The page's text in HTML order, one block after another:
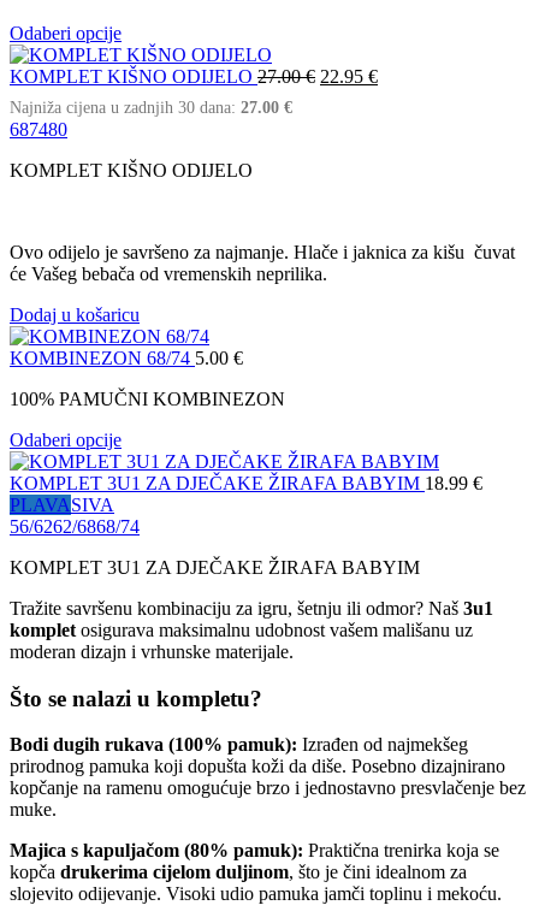
Odaberi opcije
KOMPLET KIŠNO ODIJELO 27.00€ 22.95 €
Najniža cijena u zadnjih 30 dana: 27.00 €
687480
KOMPLET KIŠNO ODIJELO
Ovo odijelo je savršeno za najmanje. Hlače i jaknica za kišu čuvat
će Vašeg bebača od vremenskih neprilika.
Dodaj u košaricu
KOMBINEZON 68/74 5.00 €
100% PAMUČNI KOMBINEZON
Odaberi opcije
KOMPLET 3U1 ZA DJEČAKE ŽIRAFA BABYIM 18.99 €
PLAVASIVA
56/6262/6868/74
KOMPLET 3U1 ZA DJEČAKE ŽIRAFA BABYIM
Tražite savršenu kombinaciju za igru, šetnju ili odmor? Naš 3u1
komplet osigurava maksimalnu udobnost vašem mališanu uz
moderan dizajn i vrhunske materijale.
Što se nalazi u kompletu?
Bodi dugih rukava (100% pamuk): Izrađen od najmekšeg
prirodnog pamuka koji dopušta koži da diše. Posebno dizajnirano
kopčanje na ramenu omogućuje brzo i jednostavno presvlačenje bez
muke.
Majica s kapuljačom (80% pamuk): Praktična trenirka koja se
kopča drukerima cijelom duljinom, što je čini idealnom za
slojevito odijevanje. Visoki udio pamuka jamči toplinu i mekoću.